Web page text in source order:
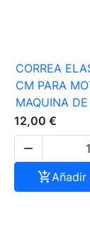
CORREA
CM PARA
MAQUINA
12,00 €

